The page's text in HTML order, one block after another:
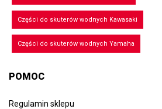
Części do skuterów wodnych Kawasaki
Części do skuterów wodnych Yamaha
POMOC
Regulamin sklepu